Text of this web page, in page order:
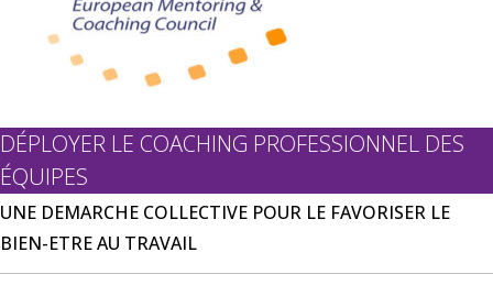
DÉPLOYER LE COACHING PROFESSIONNEL DES
ÉQUIPES
UNE DEMARCHE COLLECTIVE POUR LE FAVORISER LE
BIEN-ETRE AU TRAVAIL